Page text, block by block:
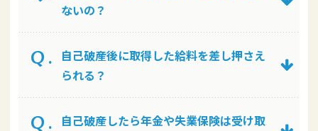
ないの？
自己破産後に取得した給料を差し押さえ
られる？
自己破産したら年金や失業保険は受け取